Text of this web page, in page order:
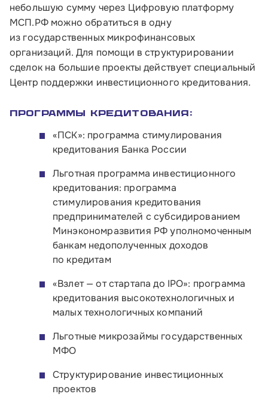
Банкам и финансовым организациям
О Корпорации
Блог
Контакты
8 800 100-11-00
Время работы:
по будням с 10:00 до 19:00
небольшую сумму через Цифровую платформу
МСП.РФ можно обратиться в одну
из государственных микрофинансовых
организаций. Для помощи в структурировании
сделок на большие проекты действует специальный
Центр поддержки инвестиционного кредитования.
Программы кредитования:
«ПСК»: программа стимулирования
кредитования Банка России
Льготная программа инвестиционного
кредитования: программа
стимулирования кредитования
предпринимателей с субсидированием
Минэкономразвития РФ уполномоченным
банкам недополученных доходов
по кредитам
«Взлет — от стартапа до IPO»: программа
кредитования высокотехнологичных и
малых технологичных компаний
Льготные микрозаймы государственных
МФО
Структурирование инвестиционных
проектов